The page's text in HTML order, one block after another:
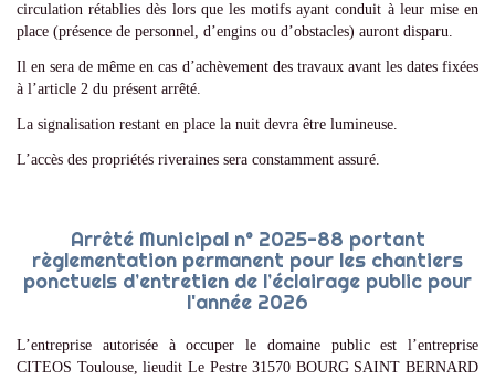
circulation rétablies dès lors que les motifs ayant conduit à leur mise en
place (présence de personnel, d’engins ou d’obstacles) auront disparu.
Il en sera de même en cas d’achèvement des travaux avant les dates fixées
à l’article 2 du présent arrêté.
La signalisation restant en place la nuit devra être lumineuse.
L’accès des propriétés riveraines sera constamment assuré.
Arrêté Municipal n° 2025-88 portant
règlementation permanent pour les chantiers
ponctuels d’entretien de l’éclairage public pour
l'année 2026
L’entreprise autorisée à occuper le domaine public est l’entreprise
CITEOS Toulouse, lieudit Le Pestre 31570 BOURG SAINT BERNARD